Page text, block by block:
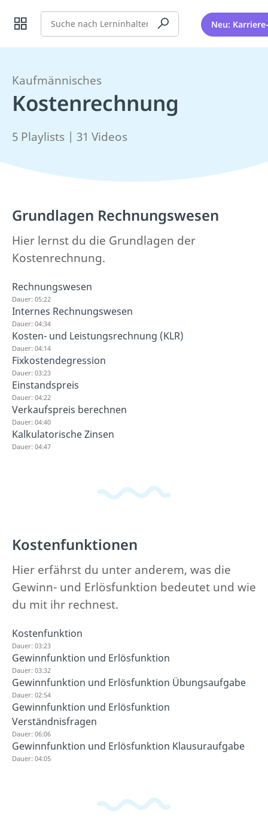
Suche Neu:
Kaufmännisches
Kostenrechnung
5 Playlists | 31 Videos
Grundlagen Rechnungswesen
Hier lernst du die Grundlagen der
Kostenrechnung.
Rechnungswesen
Dauer: 05:22
Internes Rechnungswesen
Dauer: 04:34
Kosten- und Leistungsrechnung (KLR)
Dauer: 04:14
Fixkostendegression
Dauer: 03:23
Einstandspreis
Dauer: 04:22
Verkaufspreis berechnen
Dauer: 04:40
Kalkulatorische Zinsen
Dauer: 04:47
Kostenfunktionen
Hier erfährst du unter anderem, was die
Gewinn- und Erlösfunktion bedeutet und wie
du mit ihr rechnest.
Kostenfunktion
Dauer: 03:23
Gewinnfunktion und Erlösfunktion
Dauer: 03:32
Gewinnfunktion und Erlösfunktion Übungsaufgabe
Dauer: 02:54
Gewinnfunktion und Erlösfunktion
Verständnisfragen
Dauer: 06:06
Gewinnfunktion und Erlösfunktion Klausuraufgabe
Dauer: 04:05